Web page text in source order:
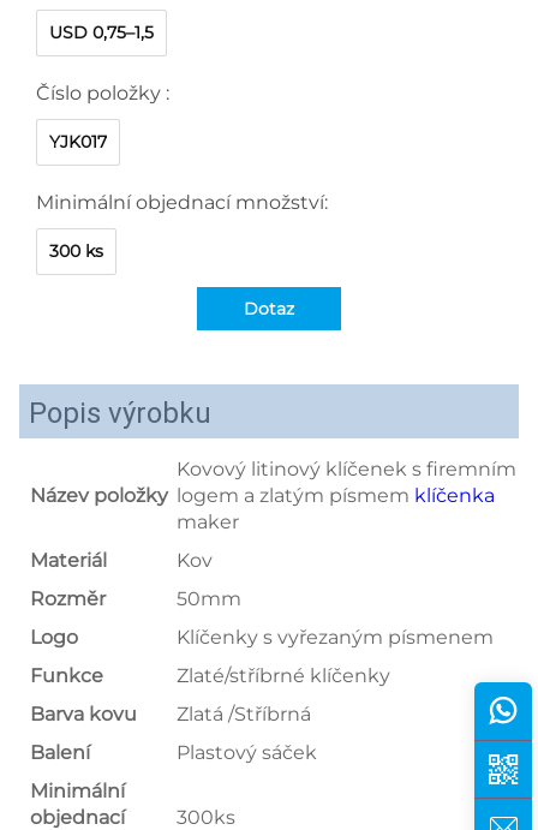
USD 0,75–1,5
Číslo položky :
YJK017
Minimální objednací množství:
300 ks
Dotaz
Popis výrobku
Název položky
Kovový litinový klíčenek s firemním
logem a zlatým písmem klíčenka
maker
Materiál
Kov
Rozměr
50mm
Logo
Klíčenky s vyřezaným písmenem
Funkce
Zlaté/stříbrné klíčenky
Barva kovu
Zlatá /Stříbrná
Balení
Plastový sáček
Minimální
objednací
300ks